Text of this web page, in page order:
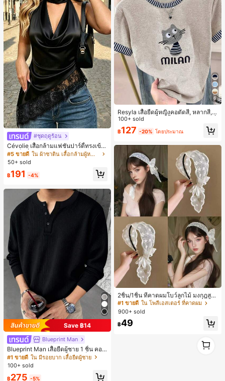
#ชุดฤดูร้อน
Cévolie เสื้อกล้ามแฟชั่นปาร์ตี้ทรงเข้า
รูป เซ็กซี่ คอเดรป คอคาวล์ จับย่น แต่ง
ลูกไม้ ดีไซน์ต่อผ้า เปิดหลัง แขนกุด
#5 ขายดี
ใน ผ้าซาติน เสื้อกล้ามผู้หญิง & Camis
50+ sold
฿191 -4%
Save ฿14
Blueprint Man
Blueprint Man เสื้อยืดผู้ชาย 1 ชิ้น คอเ
ฮนลีย์ ผ้าถักลายวาฟเฟิล คอวีเล็ก ทรงห
ลวม บาง ระบายอากาศได้ดี ใส่สบาย มี
ส์ใหญ่กว่าปกติ กรุณาเลือกไซส์เล็กลงเพื่
#1 ขายดี ใน มีรอยบาก เสื้อยืดผู้ชาย
100+ sold
฿275 -5%
6
Resyla เสื้อยืดผู้หญิงคอตัดสี, หลากสี, ล
ายพิมพ์แมวน่ารัก, เสื้อสำหรับออกไปเที่
ยวฤดูร้อน, ดีไซน์กราฟิก, ความรู้สึกพรีเ
มียม, ลำลองอเนกประสงค์, สวมใส่ประ
เสื้อผ้ากลางแจ้ง
100+ sold
฿127 -20% โดยประมาณ
2ชิ้น/1ชิ้น ที่คาดผมโบว์ลูกไม้ มงกุฎสูง
แถบกว้าง สีดำ สีขาว สำหรับใส่ประจำ
วัน กิ๊บติดผม ยางรัดผม (ลายปักดอกไม้
จัดวางแบบสุ่ม)
#1 ขายดี ใน โพลีเอสเตอร์ ที่คาดผม
900+ sold
฿49